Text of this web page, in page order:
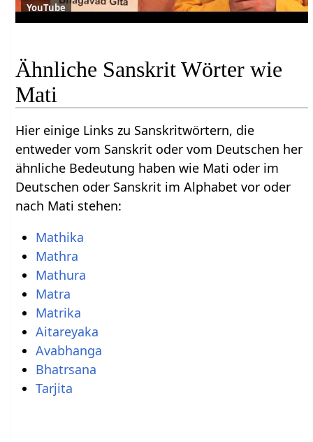
YouTube
Ähnliche Sanskrit Wörter wie
Mati
Hier einige Links zu Sanskritwörtern, die
entweder vom Sanskrit oder vom Deutschen her
ähnliche Bedeutung haben wie Mati oder im
Deutschen oder Sanskrit im Alphabet vor oder
nach Mati stehen:
Mathika
Mathra
Mathura
Matra
Matrika
Aitareyaka
Avabhanga
Bhatrsana
Tarjita